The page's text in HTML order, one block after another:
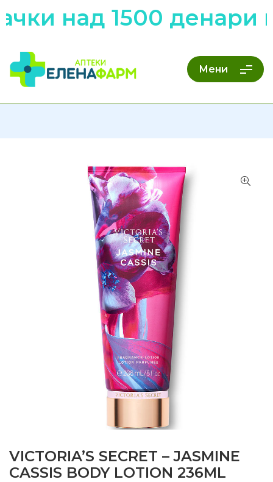
над 1500 денари
Мени
VICTORIA’S SECRET – JASMINE
CASSIS BODY LOTION 236ML